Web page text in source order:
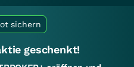
sichern
geschenkt!